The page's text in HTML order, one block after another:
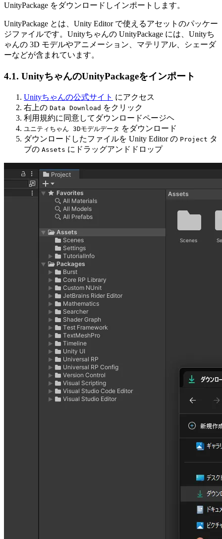
UnityPackage をダウンロードしインポートします。
UnityPackage とは、Unity Editor で使えるアセットのパッケー
ジファイルです。Unityちゃんの UnityPackage には、Unityち
ゃんの 3D モデルやアニメーション、マテリアル、シェーダ
ーなどが含まれています。
4.1. UnityちゃんのUnityPackageをインポート
Unityちゃんの公式サイト にアクセス
右上の Data Download をクリック
利用規約に同意してダウンロードページヘ
ユニティちゃん 3Dモデルデータ をダウンロード
ダウンロードしたファイルを Unity Editor の Project タ
ブの Assets にドラッグアンドドロップ